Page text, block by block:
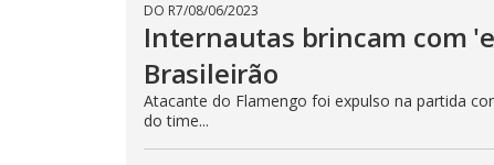
DO R7/08/06/2023
Internautas brincam com
Brasileirão
Atacante do Flamengo foi expulso na partida
do time...